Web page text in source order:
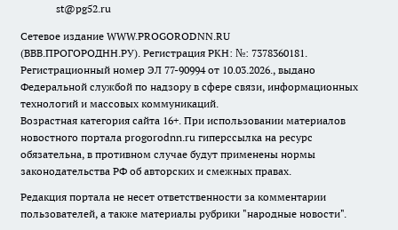
st@pg52.ru
Сетевое издание WWW.PROGORODNN.RU
(ВВВ.ПРОГОРОДНН.РУ). Регистрация РКН: №: 7378360181.
Регистрационный номер ЭЛ 77-90994 от 10.03.2026., выдано
Федеральной службой по надзору в сфере связи, информационных
технологий и массовых коммуникаций.
Возрастная категория сайта 16+. При использовании материалов
новостного портала progorodnn.ru гиперссылка на ресурс
обязательна, в противном случае будут применены нормы
законодательства РФ об авторских и смежных правах.
Редакция портала не несет ответственности за комментарии
пользователей, а также материалы рубрики "народные новости".